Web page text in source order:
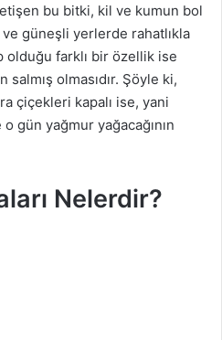
bu bitki, kil ve kumun bol
güneşli yerlerde rahatlıkla
farklı bir özellik ise
olmasıdır. Şöyle ki,
çiçekleri kapalı ise, yani
gün yağmur yağacağının
Nelerdir?